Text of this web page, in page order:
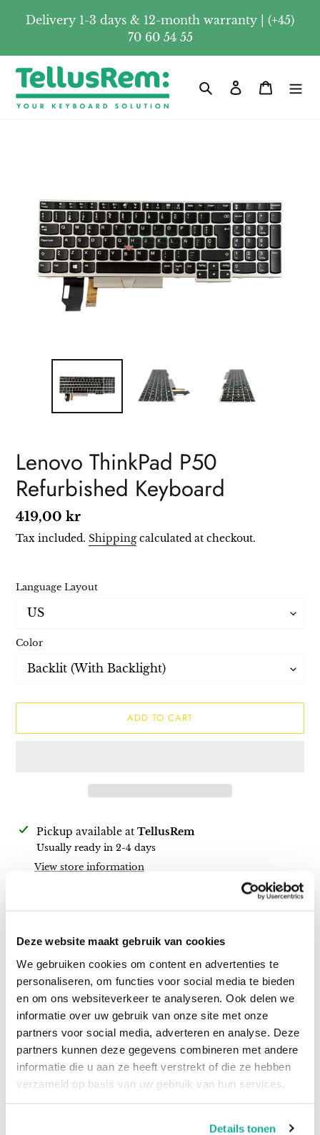
Deze website maakt gebruik van cookies
We gebruiken cookies om content en advertenties te
personaliseren, om functies voor social media te bieden
en om ons websiteverkeer te analyseren. Ook delen we
informatie over uw gebruik van onze site met onze
partners voor social media, adverteren en analyse. Deze
partners kunnen deze gegevens combineren met andere
informatie die u aan ze heeft verstrekt of die ze hebben
verzameld op basis van uw gebruik van hun services.
Details tonen
Delivery 1-3 days & 12-month warranty | (+45)
70 60 54 55
Search Log in Cart
Lenovo ThinkPad P50
Refurbished Keyboard
Regular
price
419,00 kr
Tax included. Shippingcalculated at checkout.
Language Layout
Color
ADD TO CART
Adding
product
your
Pickup available at TellusRem
Usually ready in 2-4 days
View store information
💻Compatible With
♻️Eco-Friendly Product
🚚 Fast & Secure Shipping
🥇 A+ Quality & 1 Year Warranty